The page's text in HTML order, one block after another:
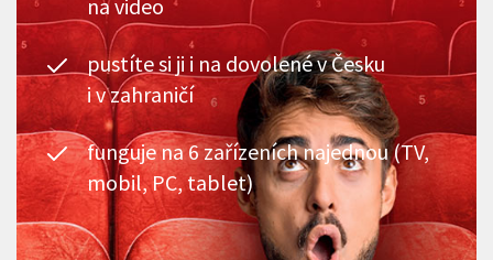
na video
pustíte si ji i na dovolené v Česku
i v zahraničí
funguje na 6 zařízeních najednou (TV,
mobil, PC, tablet)